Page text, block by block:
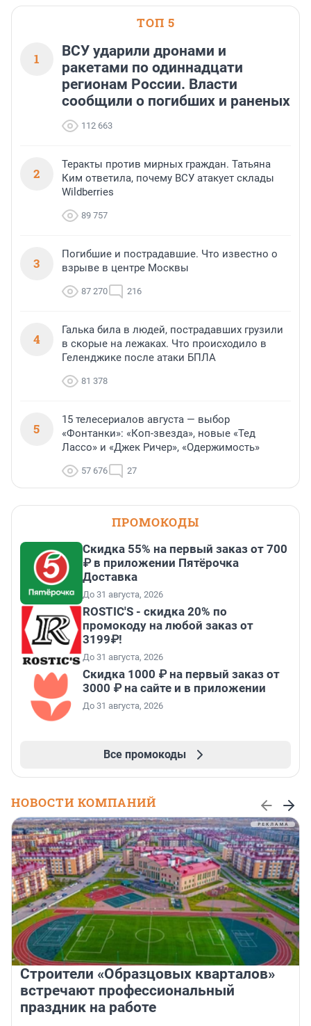
ТОП 5
1
ВСУ ударили дронами и
ракетами по одиннадцати
регионам России. Власти
сообщили о погибших и раненых
112 663
2
Теракты против мирных граждан. Татьяна
Ким ответила, почему ВСУ атакует склады
Wildberries
89 757
3
Погибшие и пострадавшие. Что известно о
взрыве в центре Москвы
87 270 216
4
Галька била в людей, пострадавших грузили
в скорые на лежаках. Что происходило в
Геленджике после атаки БПЛА
81 378
5
15 телесериалов августа — выбор
«Фонтанки»: «Коп-звезда», новые «Тед
Лассо» и «Джек Ричер», «Одержимость»
57 676 27
ПРОМОКОДЫ
Скидка 55% на первый заказ от 700
₽ в приложении Пятёрочка
Доставка
До 31 августа, 2026
ROSTIC'S - скидка 20% по
промокоду на любой заказ от
3199₽!
До 31 августа, 2026
Скидка 1000 ₽ на первый заказ от
3000 ₽ на сайте и в приложении
До 31 августа, 2026
Все промокоды
НОВОСТИ КОМПАНИЙ
Строители «Образцовых кварталов»
встречают профессиональный
праздник на работе